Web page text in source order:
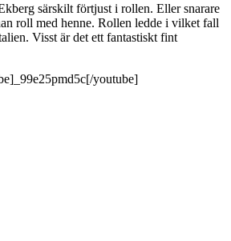
särskilt förtjust i rollen. Eller snarare
roll med henne. Rollen ledde i vilket fall
Visst är det ett fantastiskt fint
youtube]